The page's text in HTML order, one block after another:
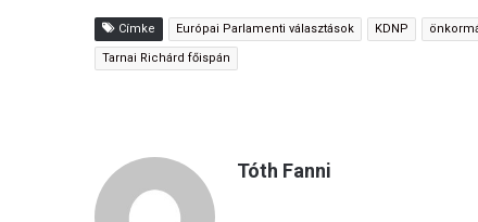
Címke Európai Parlamenti választások KDNP
Tarnai Richárd főispán
Tóth Fanni